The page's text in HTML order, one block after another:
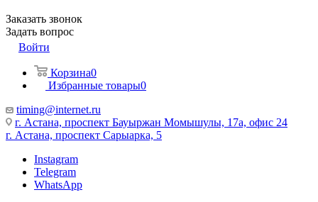
Заказать звонок
Задать вопрос
Войти
Корзина0
Избранные товары0
timing@internet.ru
г. Астана, проспект Бауыржан Момышулы, 17а, офис 24
г. Астана, проспект Сарыарка, 5
Instagram
Telegram
WhatsApp